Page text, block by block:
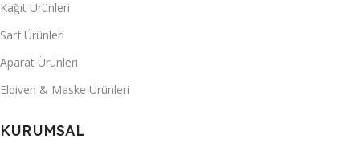
Kağıt Ürünleri
Sarf Ürünleri
Aparat Ürünleri
Eldiven & Maske Ürünleri
KURUMSAL